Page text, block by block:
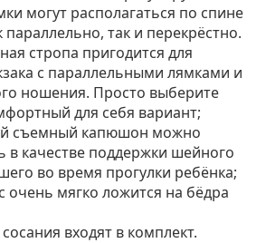
могут располагаться по спине
параллельно, так и перекрёстно.
стропа пригодится для
с параллельными лямками и
ношения. Просто выберите
для себя вариант;
съемный капюшон можно
в качестве поддержки шейного
во время прогулки ребёнка;
очень мягко ложится на бёдра
входят в комплект.